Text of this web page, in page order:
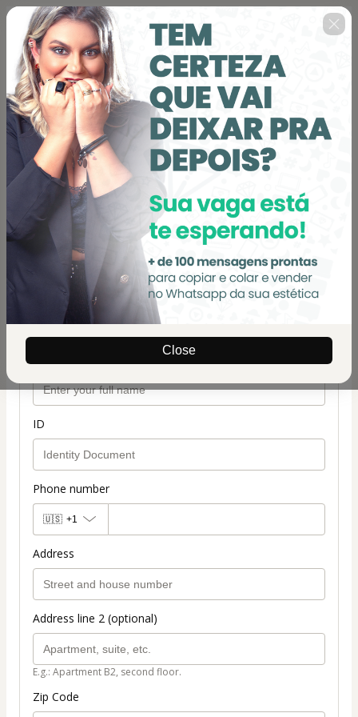
Close
ESTÉTICA 100+: mais de 100 scripts
de vendas para clínicas de estética
Author: Divando na Estética
$22.00
(+ applicable taxes. Click here
for more
information)
Personal info
Your email address
Confirm your email
ID
Phone number
🇺🇸 +1
Address
Address line 2 (optional)
E.g.: Apartment B2, second floor.
Zip Code